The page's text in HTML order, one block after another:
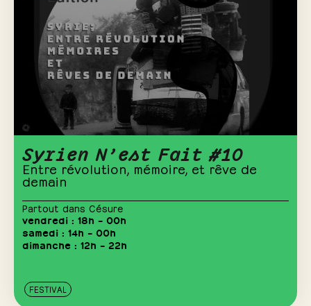
Syrien N’est Fait #10
Entre révolution, mémoire, et rêve de
demain
Partout dans Césure
vendredi : 18h – 00h
samedi : 14h – 00h
dimanche : 12h – 22h
FESTIVAL